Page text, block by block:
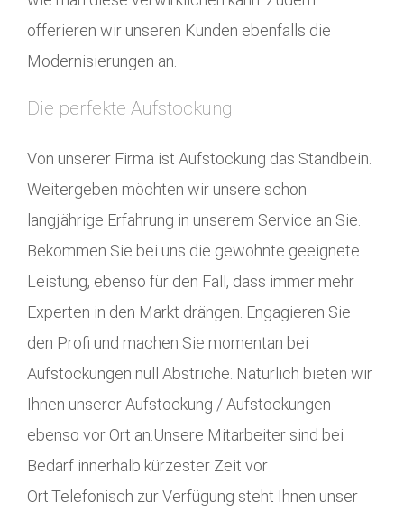
offerieren wir unseren Kunden ebenfalls die
Modernisierungen an.
Die perfekte Aufstockung
Von unserer Firma ist Aufstockung das Standbein.
Weitergeben möchten wir unsere schon
langjährige Erfahrung in unserem Service an Sie.
Bekommen Sie bei uns die gewohnte geeignete
Leistung, ebenso für den Fall, dass immer mehr
Experten in den Markt drängen. Engagieren Sie
den Profi und machen Sie momentan bei
Aufstockungen null Abstriche. Natürlich bieten wir
Ihnen unserer Aufstockung / Aufstockungen
ebenso vor Ort an.Unsere Mitarbeiter sind bei
Bedarf innerhalb kürzester Zeit vor
Ort.Telefonisch zur Verfügung steht Ihnen unser